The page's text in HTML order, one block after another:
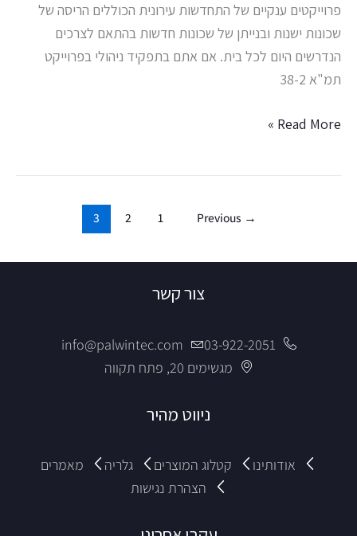
פרוייקטים ענקיים של התחדשות עירונית הכוללים הריסה של
שכונות ישנות ובנייתן של שכונות חדשות בהתאם לצרכים
הנדרשים היום לכל בית. אם אתם בתפקיד ניהולי בפרוייקט
תמ"א 38-2
Read More »
→
1
2
3
צור קשר
03-922-2051
info@palwintec.com
מגשימים 20, פתח תקווה
ניווט מהיר
אודותינו קטלוג המוצרים גלריה
מאמרים
הצהרת נגישות